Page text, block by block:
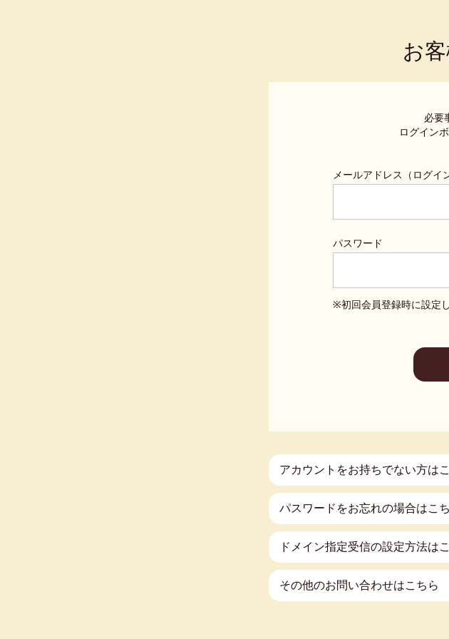
お
必要
ログイン
メールアドレス（ログイ
パスワード
※初回会員登録時に設定
アカウントをお持ちでない方は
パスワードをお忘れの場合はこ
ドメイン指定受信の設定方法は
その他のお問い合わせはこちら